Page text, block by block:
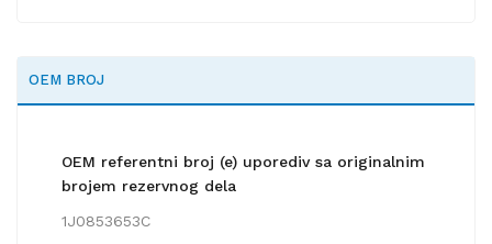
OEM BROJ
OEM referentni broj (e) uporediv sa originalnim
brojem rezervnog dela
1J0853653C